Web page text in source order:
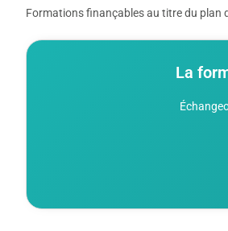
Formations finançables au titre du plan
La